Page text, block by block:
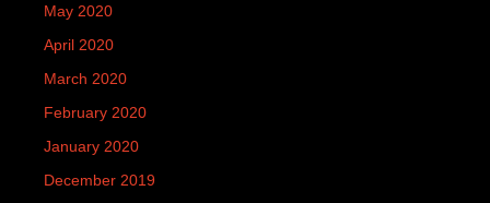
May 2020
April 2020
March 2020
February 2020
January 2020
December 2019